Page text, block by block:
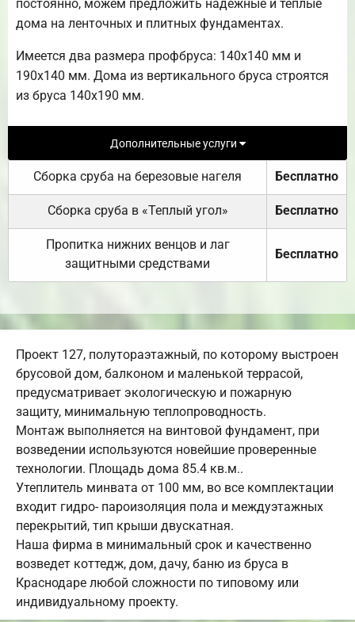
постоянно, можем предложить надежные и теплые
дома на ленточных и плитных фундаментах.
Имеется два размера профбруса: 140х140 мм и
190х140 мм. Дома из вертикального бруса строятся
из бруса 140х190 мм.
Дополнительные услуги
Сборка сруба на березовые нагеля Бесплатно
Сборка сруба в «Теплый угол» Бесплатно
Пропитка нижних венцов и лаг
защитными средствами
Бесплатно
Проект 127, полутораэтажный, по которому выстроен
брусовой дом, балконом и маленькой террасой,
предусматривает экологическую и пожарную
защиту, минимальную теплопроводность.
Монтаж выполняется на винтовой фундамент, при
возведении используются новейшие проверенные
технологии. Площадь дома 85.4 кв.м..
Утеплитель минвата от 100 мм, во все комплектации
входит гидро- пароизоляция пола и междуэтажных
перекрытий, тип крыши двускатная.
Наша фирма в минимальный срок и качественно
возведет коттедж, дом, дачу, баню из бруса в
Краснодаре любой сложности по типовому или
индивидуальному проекту.